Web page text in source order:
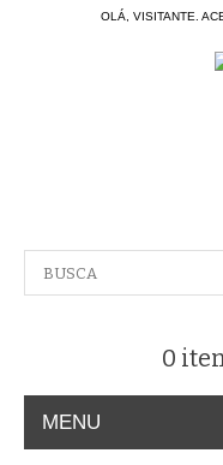
OLÁ, VISITANTE.
0
MENU